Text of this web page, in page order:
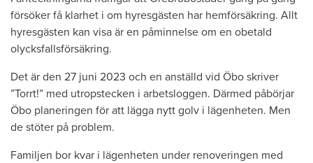
försöker få klarhet i om hyresgästen har hemförsäkring. Allt
hyresgästen kan visa är en påminnelse om en obetald
olycksfallsförsäkring.
Det är den 27 juni 2023 och en anställd vid Öbo skriver
”Torrt!” med utropstecken i arbetsloggen. Därmed påbörjar
Öbo planeringen för att lägga nytt golv i lägenheten. Men
de stöter på problem.
Familjen bor kvar i lägenheten under renoveringen med